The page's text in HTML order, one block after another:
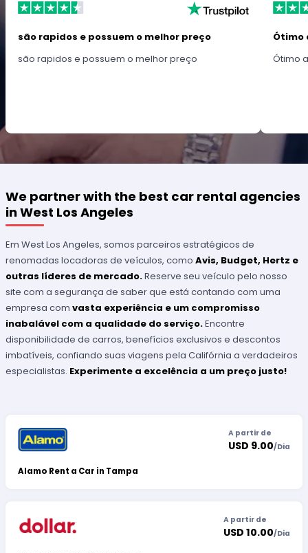
são rapidos e possuem o melhor preço
são rapidos e possuem o melhor preço
Ótimo
Ótimo
We partner with the best car rental agencies
in West Los Angeles
Em West Los Angeles, somos parceiros estratégicos de
renomadas locadoras de veículos, comoAvis, Budget, Hertz e
outras líderes de mercado.Reserve seu veículo pelo nosso
site com a segurança de saber que está contando com uma
empresa comvasta experiência e um compromisso
inabalável com a qualidade do serviço.Encontre
disponibilidade de carros, benefícios exclusivos e descontos
imbatíveis, confiando suas viagens pela Califórnia a verdadeiros
especialistas. Experimente a excelência a um preço justo!
Alamo Rent a Car in Tampa
A partir de
USD 9.00/Dia
A partir de
USD 10.00/Dia